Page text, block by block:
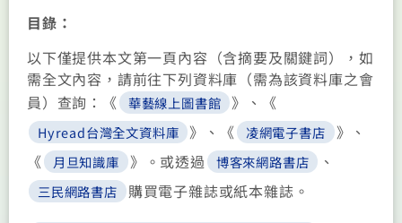
目錄：
以下僅提供本文第一頁內容（含摘要及關鍵詞），如
需全文內容，請前往下列資料庫（需為該資料庫之會
員）查詢：《
華藝線上圖書館 》、《
Hyread台灣全文資料庫 》、《 凌網電子書店
》、
《
月旦知識庫 》。或透過 博客來網路書店 、
三民網路書店 購買電子雜誌或紙本雜誌。